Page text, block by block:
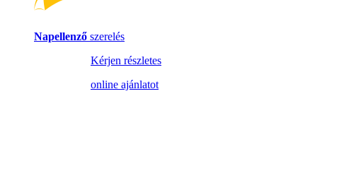
Napellenző szerelés
Kérjen részletes
online ajánlatot